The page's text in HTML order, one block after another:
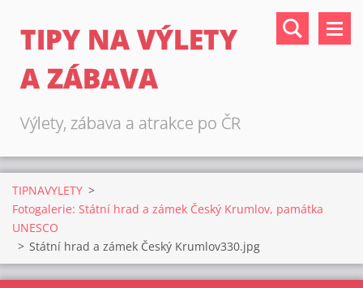
TIPY NA VÝLETY
A ZÁBAVA
Výlety, zábava a atrakce po ČR
TIPNAVYLETY >
Fotogalerie: Státní hrad a zámek Český Krumlov, památka
UNESCO
> Státní hrad a zámek Český Krumlov330.jpg